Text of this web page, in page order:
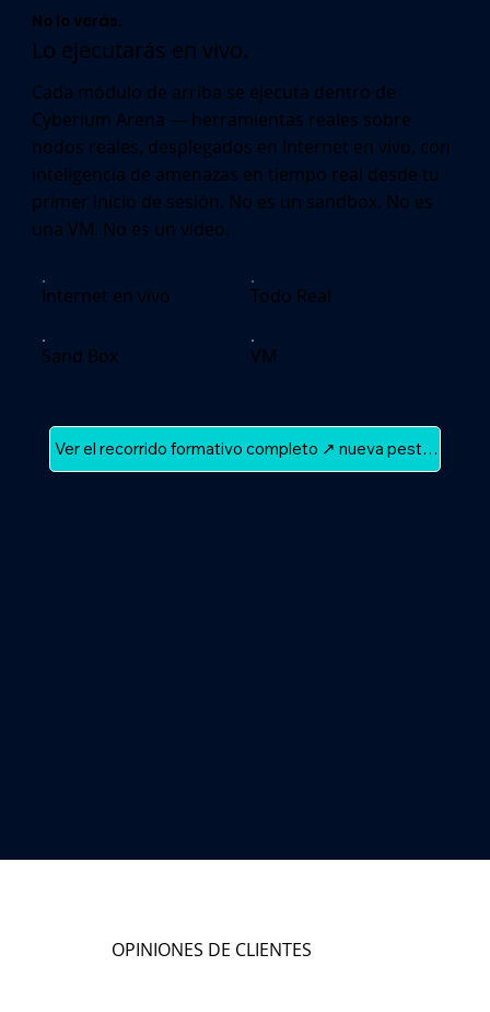
No lo verás.
Lo ejecutarás en vivo.
Cada módulo de arriba se ejecuta dentro de
Cyberium Arena — herramientas reales sobre
nodos reales, desplegados en Internet en vivo, con
inteligencia de amenazas en tiempo real desde tu
primer inicio de sesión. No es un sandbox. No es
una VM. No es un vídeo.
Internet en vivo Todo Real
Sand Box VM
Ver el recorrido formativo completo ↗ nueva pestaña
OPINIONES DE CLIENTES